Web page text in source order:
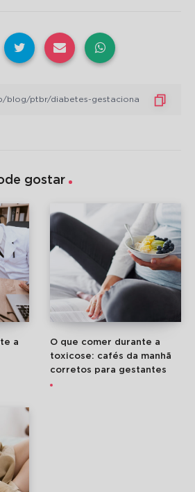
gostar
a
O que comer durante a
toxicose: cafés da manhã
corretos para gestantes